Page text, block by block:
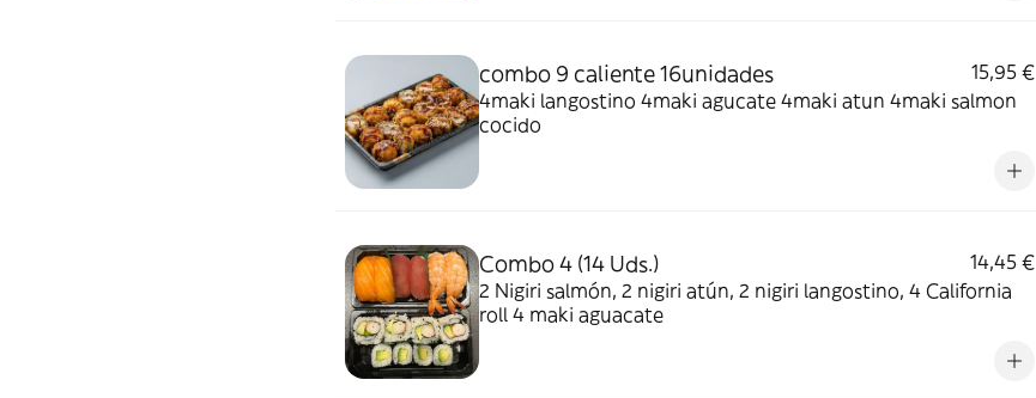
combo 9 caliente 16unidades
15,95 €
4maki langostino 4maki agucate 4maki atun 4maki salmon
cocido
Combo 4 (14 Uds.)
14,45 €
2 Nigiri salmón, 2 nigiri atún, 2 nigiri langostino, 4 California
roll 4 maki aguacate